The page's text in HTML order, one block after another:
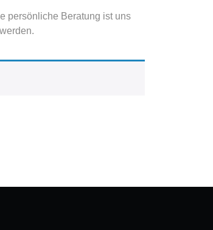
persönliche Beratung ist uns